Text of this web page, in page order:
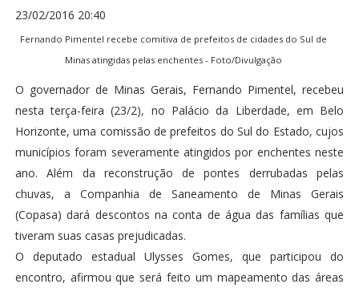
23/02/2016 20:40
Fernando Pimentel recebe comitiva de prefeitos de cidades do Sul de
Minas atingidas pelas enchentes - Foto/Divulgação
O governador de Minas Gerais, Fernando Pimentel, recebeu
nesta terça-feira (23/2), no Palácio da Liberdade, em Belo
Horizonte, uma comissão de prefeitos do Sul do Estado, cujos
municípios foram severamente atingidos por enchentes neste
ano. Além da reconstrução de pontes derrubadas pelas
chuvas, a Companhia de Saneamento de Minas Gerais
(Copasa) dará descontos na conta de água das famílias que
tiveram suas casas prejudicadas.
O deputado estadual Ulysses Gomes, que participou do
encontro, afirmou que será feito um mapeamento das áreas